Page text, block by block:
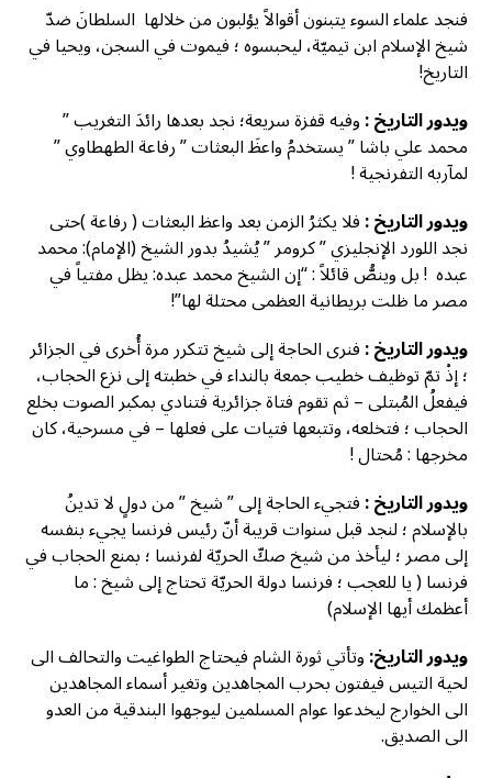
فنجد علماء السوء يتبنون أقوالاً يؤلبون من خلالها السلطانَ ضدّ
شيخ الإسلام ابن تيميّة، ليحبسوه ؛ فيموت في السجن، ويحيا في
التاريخ!
ويدور التاريخ :وفيه قفزة سريعة؛ نجد بعدها رائدَ التغريب ”
محمد علي باشا ” يستخدمُ واعظَ البعثات ” رفاعة الطهطاوي ”
لمآربه التفرنجية !
ويدور التاريخ :فلا يكثرُ الزمن بعد واعظ البعثات ( رفاعة )حتى
نجد اللورد الإنجليزي ” كرومر ” يُشيدُ بدور الشيخ (الإمام): محمد
عبده ! بل وينصُّ قائلاً : “إن الشيخ محمد عبده: يظل مفتياً في
مصر ما ظلت بريطانية العظمى محتلة لها”!
ويدور التاريخ :فنرى الحاجة إلى شيخ تتكرر مرة أُخرى في الجزائر
؛ إذْ تمّ توظيف خطيب جمعة بالنداء في خطبته إلى نزع الحجاب،
فيفعلُ المُبتلى – ثم تقوم فتاة جزائرية فتنادي بمكبر الصوت بخلع
الحجاب ؛ فتخلعه، وتتبعها فتيات على فعلها – في مسرحية، كان
مخرجها : مُحتال !
ويدور التاريخ :فتجيء الحاجة إلى ” شيخ ” من دولٍ لا تدينُ
بالإسلام ؛ لنجد قبل سنوات قريبة أنّ رئيس فرنسا يجيء بنفسه
إلى مصر ؛ ليأخذ من شيخ صكّ الحريّة لفرنسا ؛ بمنع الحجاب في
فرنسا ( يا للعجب ؛ فرنسا دولة الحريّة تحتاج إلى شيخ : ما
أعظمك أيها الإسلام)
ويدور التاريخ:وتأتي ثورة الشام فيحتاج الطواغيت والتحالف الى
لحية التيس فيفتون بحرب المجاهدين وتغير أسماء المجاهدين
الى الخوارج ليخدعوا عوام المسلمين ليوجهوا البندقية من العدو
الى الصديق.